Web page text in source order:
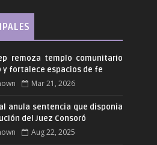
remoza templo comunitario
y fortalece espacios de fe
Mar 21, 2026
anula sentencia que disponia
del Juez Consoró
Aug 22, 2025